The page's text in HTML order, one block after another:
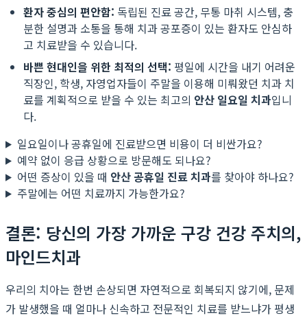
환자 중심의 편안함: 독립된 진료 공간, 무통 마취 시스템, 충
분한 설명과 소통을 통해 치과 공포증이 있는 환자도 안심하
고 치료받을 수 있습니다.
바쁜 현대인을 위한 최적의 선택: 평일에 시간을 내기 어려운
직장인, 학생, 자영업자들이 주말을 이용해 미뤄왔던 치과 치
료를 계획적으로 받을 수 있는 최고의 안산 일요일 치과입니
다.
일요일이나 공휴일에 진료받으면 비용이 더 비싼가요?
예약 없이 응급 상황으로 방문해도 되나요?
어떤 증상이 있을 때 안산 공휴일 진료 치과를 찾아야 하나요?
주말에는 어떤 치료까지 가능한가요?
결론: 당신의 가장 가까운 구강 건강 주치의,
마인드치과
우리의 치아는 한번 손상되면 자연적으로 회복되지 않기에, 문제
가 발생했을 때 얼마나 신속하고 전문적인 치료를 받느냐가 평생